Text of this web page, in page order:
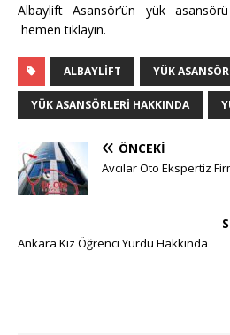
Albaylift Asansör’ün yük
hemen tıklayın.
ALBAYLIFT YÜK
YÜK ASANSÖRLERI HAKKINDA
ÖNCEKI
Avcılar Oto Ekspertiz
Ankara Kız Öğrenci Yurdu Hakkında